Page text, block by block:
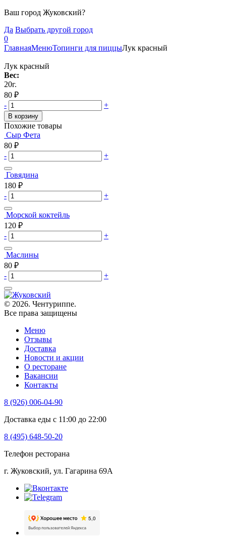
Ваш город Жуковский?
Да Выбрать другой город
0
ГлавнаяМенюТопинги для пиццыЛук красный
Лук красный
Вес:
20г.
80 ₽
-
+
В корзину
Похожие товары
Сыр Фета
80 ₽
-
+
Говядина
180 ₽
-
+
Морской коктейль
120 ₽
-
+
Маслины
80 ₽
-
+
© 2026. Чентуриппе.
Все права защищены
Меню
Отзывы
Доставка
Новости и акции
О ресторане
Вакансии
Контакты
8 (926) 006-04-90
Доставка еды с 11:00 до 22:00
8 (495) 648-50-20
Телефон ресторана
г. Жуковский, ул. Гагарина 69А